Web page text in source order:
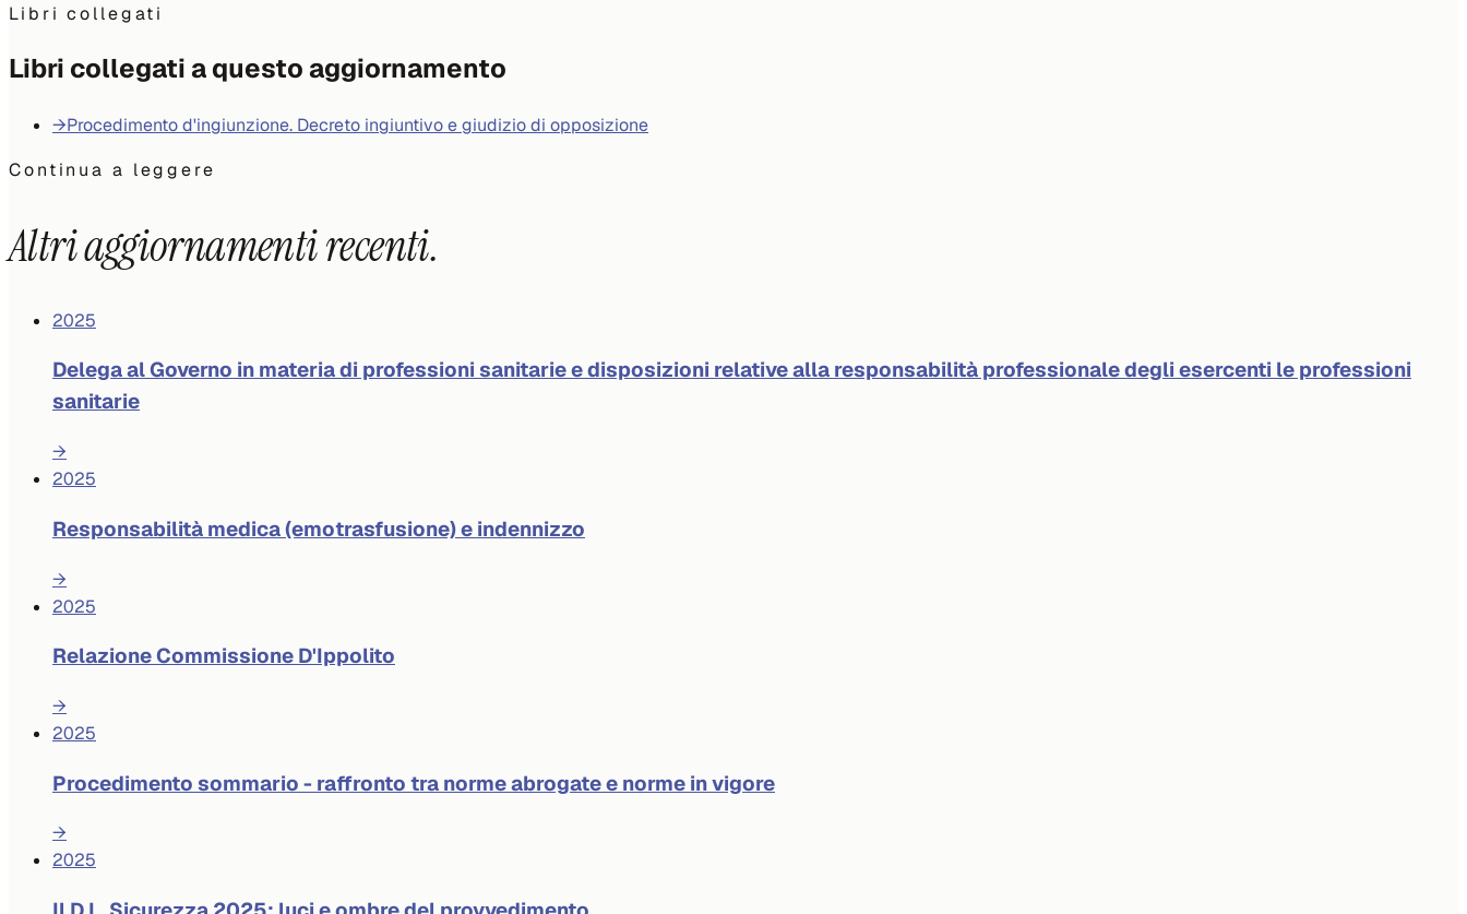
Libri collegati
Libri collegati a questo aggiornamento
→Procedimento d'ingiunzione. Decreto ingiuntivo e giudizio di opposizione
Continua a leggere
Altri aggiornamenti recenti.
2025
Delega al Governo in materia di professioni sanitarie e disposizioni relative alla responsabilità professionale degli esercenti le professioni
sanitarie
→
2025
Responsabilità medica (emotrasfusione) e indennizzo
→
2025
Relazione Commissione D'Ippolito
→
2025
Procedimento sommario - raffronto tra norme abrogate e norme in vigore
→
2025